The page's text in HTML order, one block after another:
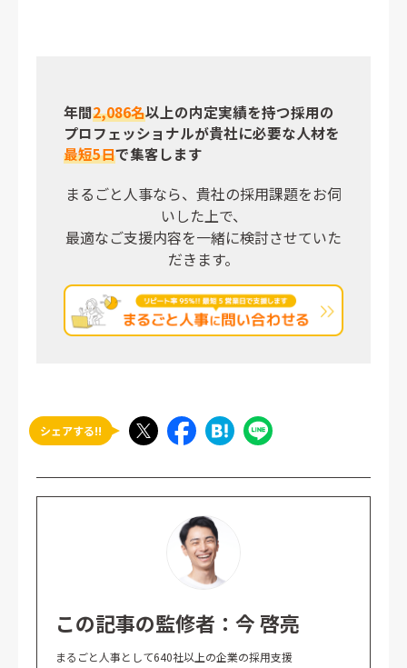
年間2,086名以上の内定実績を持つ採用の
プロフェッショナルが貴社に必要な人材を
最短5日で集客します
まるごと人事なら、貴社の採用課題をお伺
いした上で、
最適なご支援内容を一緒に検討させていた
だきます。
シェアする!!
この記事の監修者：今 啓亮
まるごと人事として640社以上の企業の採用支援